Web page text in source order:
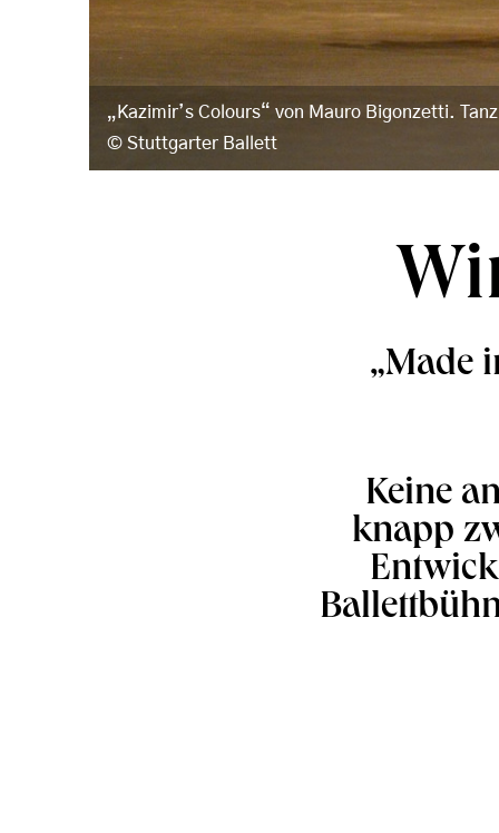
„Kazimir’s Colours“ von Mauro Bigonzetti.
Stuttgarter Ballett
„Made
Keine
knapp